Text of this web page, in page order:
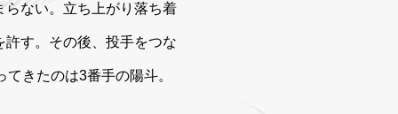
ない。立ち上がり落ち着
す。その後、投手をつな
きたのは3番手の陽斗。